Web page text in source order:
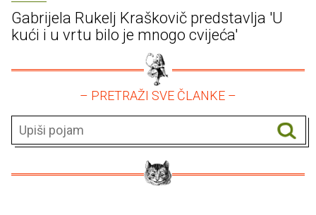
Gabrijela Rukelj Kraškovič predstavlja 'U
kući i u vrtu bilo je mnogo cvijeća'
– PRETRAŽI SVE ČLANKE –